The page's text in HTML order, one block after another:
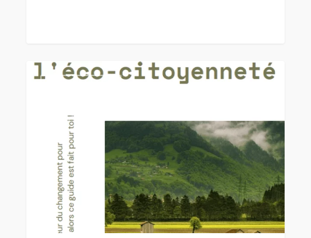
Consultez
le
l’écocitoyenneté »
alternants
ACTUALITÉS